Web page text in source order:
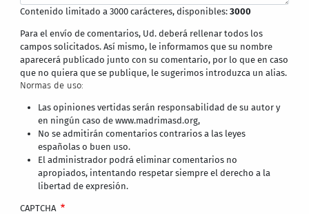
Contenido limitado a 3000 carácteres, disponibles:3000
Para el envío de comentarios, Ud. deberá rellenar todos los
campos solicitados. Así mismo, le informamos que su nombre
aparecerá publicado junto con su comentario, por lo que en caso
que no quiera que se publique, le sugerimos introduzca un alias.
Normas de uso:
Las opiniones vertidas serán responsabilidad de su autor y
en ningún caso de www.madrimasd.org,
No se admitirán comentarios contrarios a las leyes
españolas o buen uso.
El administrador podrá eliminar comentarios no
apropiados, intentando respetar siempre el derecho a la
libertad de expresión.
CAPTCHA